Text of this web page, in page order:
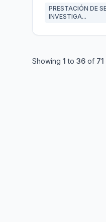
PRESTACIÓN DE
INVESTIGA...
Showing 1 to 36 of 71